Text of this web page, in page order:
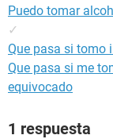
Puedo tomar
✓
Que pasa si tomo
Que pasa si me
equivocado
1 respuesta